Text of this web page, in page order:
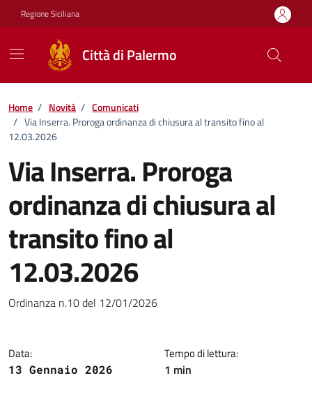
Vai ai contenuti
Vai al footer
Regione Siciliana
Città di Palermo
Home / Novità / Comunicati
/ Via Inserra. Proroga ordinanza di chiusura al transito fino al
12.03.2026
Via Inserra. Proroga
ordinanza di chiusura al
transito fino al
12.03.2026
Dettagli della notizia
Ordinanza n.10 del 12/01/2026
Data:
13 Gennaio 2026
Tempo di lettura:
1 min